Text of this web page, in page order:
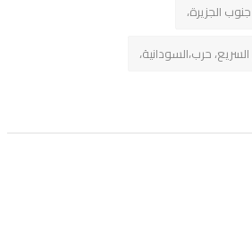
حرب،السودانية،